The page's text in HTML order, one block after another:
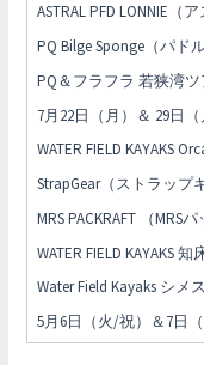
ASTRAL PFD LONNIE（
PQ Bilge Sponge（パド
PQ＆フラフラ 若狭湾
7月22日（月）＆ 29日
WATER FIELD KAYAKS
StrapGear（ストラップ
MRS PACKRAFT （MRS
WATER FIELD KAYAKS
Water Field Kayaks シメ
5月6日（火/祝）＆7日